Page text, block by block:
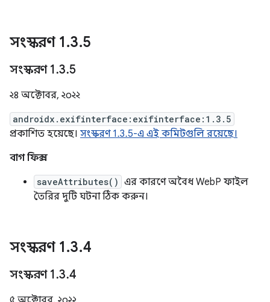
সংস্করণ 1.3.5
সংস্করণ 1.3.5
২৪ অক্টোবর, ২০২২
androidx.exifinterface:exifinterface:1.3.5
প্রকাশিত হয়েছে। সংস্করণ 1.3.5-এ এই কমিটগুলি রয়েছে।
বাগ ফিক্স
saveAttributes() এর কারণে অবৈধ WebP ফাইল
তৈরির দুটি ঘটনা ঠিক করুন।
সংস্করণ 1.3.4
সংস্করণ 1.3.4